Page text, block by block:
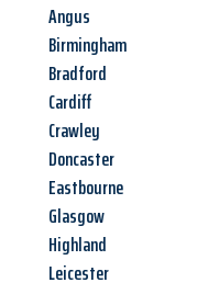
Angus
Birmingham
Bradford
Cardiff
Crawley
Doncaster
Eastbourne
Glasgow
Highland
Leicester